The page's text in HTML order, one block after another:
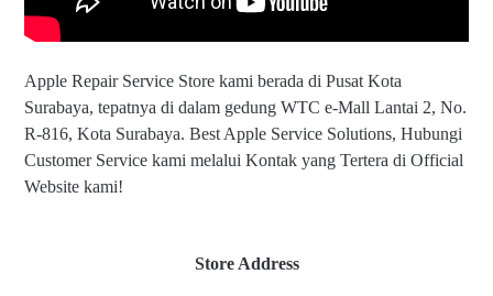
Apple Repair Service Store kami berada di Pusat Kota
Surabaya, tepatnya di dalam gedung WTC e-Mall Lantai 2, No.
R-816, Kota Surabaya. Best Apple Service Solutions, Hubungi
Customer Service kami melalui Kontak yang Tertera di Official
Website kami!
Store Address